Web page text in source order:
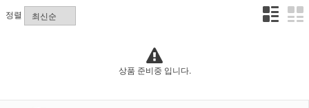
정렬
상품 준비중 입니다.